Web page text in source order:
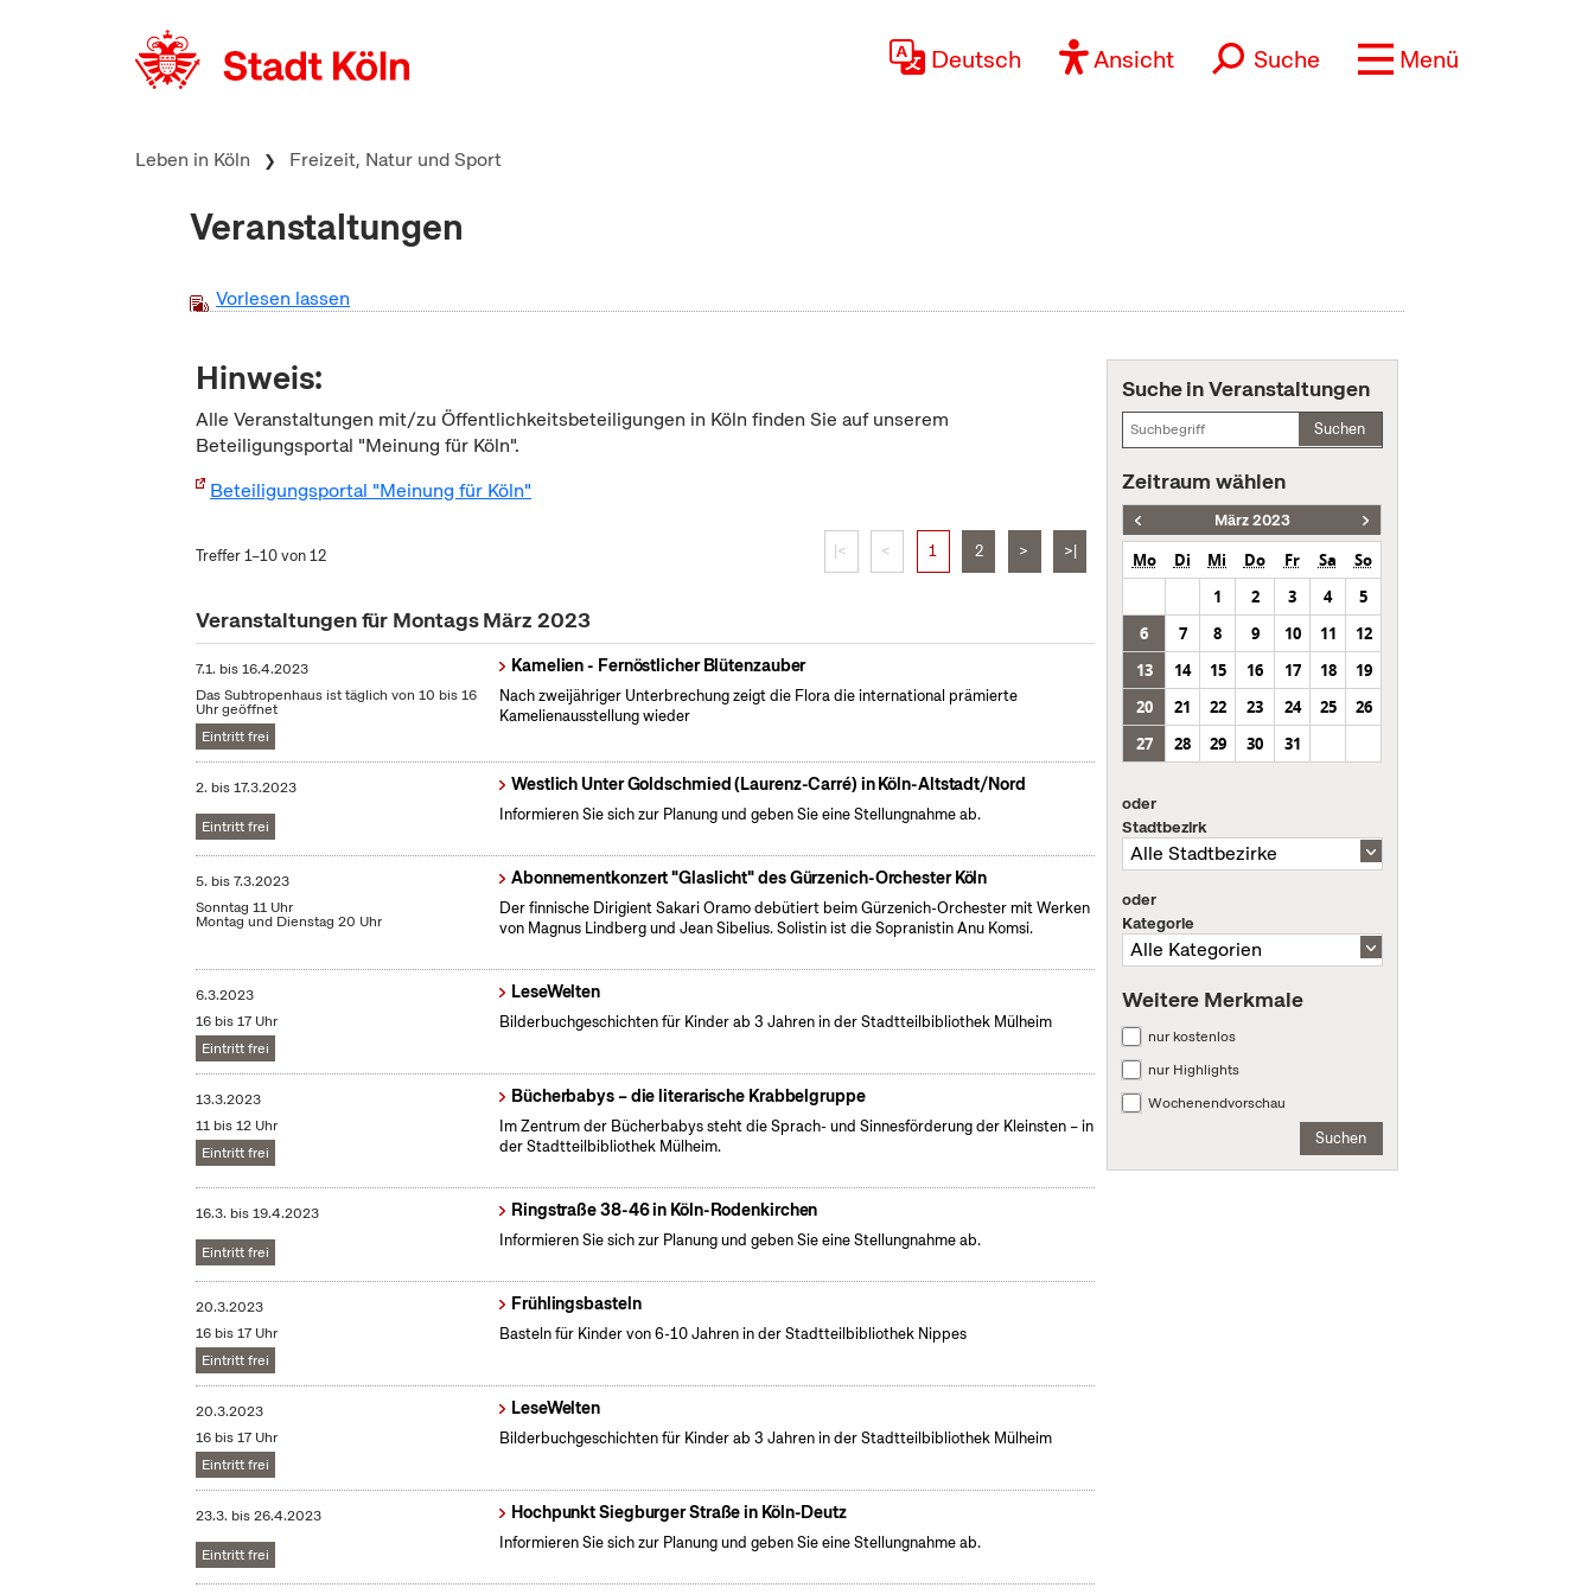
Deutsch Ansicht Suche Menü
Leben in Köln Freizeit, Natur und Sport
Veranstaltungen
Vorlesen lassen
Hinweis:
Alle Veranstaltungen mit/zu Öffentlichkeitsbeteiligungen in Köln finden Sie auf unserem
Beteiligungsportal "Meinung für Köln".
Beteiligungsportal "Meinung für Köln"
Treffer 1–10 von 12 |< < 1 2 > >|
Veranstaltungen für Montags März 2023
7.1. bis16.4.2023
Das Subtropenhaus ist täglich von 10 bis 16
Uhr geöffnet
Eintritt frei
Kamelien - Fernöstlicher Blütenzauber
Nach zweijähriger Unterbrechung zeigt die Flora die international prämierte
Kamelienausstellung wieder
2. bis17.3.2023
Eintritt frei
Westlich Unter Goldschmied (Laurenz-Carré) in Köln-Altstadt/Nord
Informieren Sie sich zur Planung und geben Sie eine Stellungnahme ab.
5. bis7.3.2023
Sonntag 11 Uhr
Montag und Dienstag 20 Uhr
Abonnementkonzert "Glaslicht" des Gürzenich-Orchester Köln
Der finnische Dirigient Sakari Oramo debütiert beim Gürzenich-Orchester mit Werken
von Magnus Lindberg und Jean Sibelius. Solistin ist die Sopranistin Anu Komsi.
6.3.2023
16 bis 17 Uhr
Eintritt frei
LeseWelten
Bilderbuchgeschichten für Kinder ab 3 Jahren in der Stadtteilbibliothek Mülheim
13.3.2023
11 bis 12 Uhr
Eintritt frei
Bücherbabys – die literarische Krabbelgruppe
Im Zentrum der Bücherbabys steht die Sprach- und Sinnesförderung der Kleinsten – in
der Stadtteilbibliothek Mülheim.
16.3. bis19.4.2023
Eintritt frei
Ringstraße 38-46 in Köln-Rodenkirchen
Informieren Sie sich zur Planung und geben Sie eine Stellungnahme ab.
20.3.2023
16 bis 17 Uhr
Eintritt frei
Frühlingsbasteln
Basteln für Kinder von 6-10 Jahren in der Stadtteilbibliothek Nippes
20.3.2023
16 bis 17 Uhr
Eintritt frei
LeseWelten
Bilderbuchgeschichten für Kinder ab 3 Jahren in der Stadtteilbibliothek Mülheim
23.3. bis26.4.2023
Eintritt frei
Hochpunkt Siegburger Straße in Köln-Deutz
Informieren Sie sich zur Planung und geben Sie eine Stellungnahme ab.
Suche in Veranstaltungen
Suchen
Zeitraum wählen
März 2023
Mo Di Mi Do Fr Sa
So
1
2 3 4
5
6
7 8 9 10 11
12
13
14 15 16 17 18
19
20
21 22 23 24 25
26
27
28 29 30 31
oder
Stadtbezirk
oder
Kategorie
Weitere Merkmale
nur kostenlos
nur Highlights
Wochenendvorschau
Suchen